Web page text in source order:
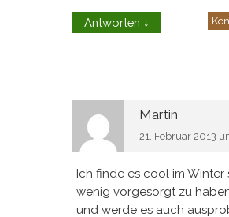
Antworten ↓
Martin
21. Februar 2013
Ich finde es cool im Winter
wenig vorgesorgt zu
und werde es auch